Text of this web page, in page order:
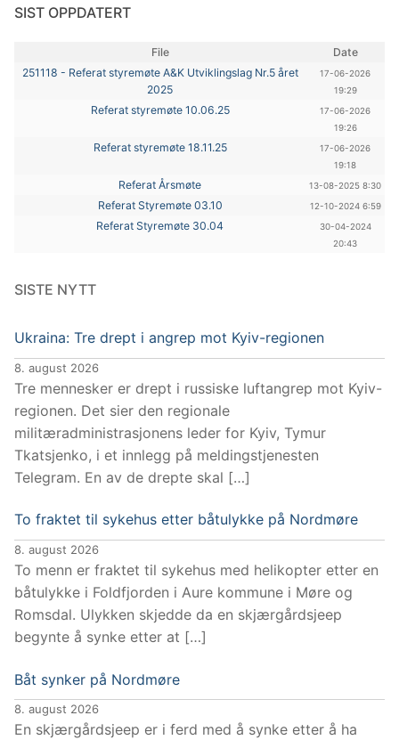
SIST OPPDATERT
File
Date
251118 - Referat styremøte A&K Utviklingslag Nr.5 året
2025
17-06-2026
19:29
Referat styremøte 10.06.25
17-06-2026
19:26
Referat styremøte 18.11.25
17-06-2026
19:18
Referat Årsmøte 13-08-2025 8:30
Referat Styremøte 03.10 12-10-2024 6:59
Referat Styremøte 30.04
30-04-2024
20:43
SISTE NYTT
Ukraina: Tre drept i angrep mot Kyiv-regionen
8. august 2026
Tre mennesker er drept i russiske luftangrep mot Kyiv-
regionen. Det sier den regionale
militæradministrasjonens leder for Kyiv, Tymur
Tkatsjenko, i et innlegg på meldingstjenesten
Telegram. En av de drepte skal […]
To fraktet til sykehus etter båtulykke på Nordmøre
8. august 2026
To menn er fraktet til sykehus med helikopter etter en
båtulykke i Foldfjorden i Aure kommune i Møre og
Romsdal. Ulykken skjedde da en skjærgårdsjeep
begynte å synke etter at […]
Båt synker på Nordmøre
8. august 2026
En skjærgårdsjeep er i ferd med å synke etter å ha